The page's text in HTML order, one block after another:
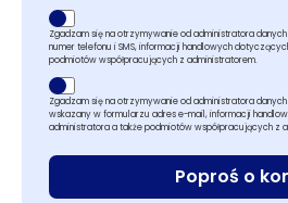
Zgadzam się na otrzymywanie od administratora
numer telefonu i SMS, informacji handlowych
podmiotów współpracujących z administratorem.
Zgadzam się na otrzymywanie od administratora
wskazany w formularzu adres e-mail, informacji
administratora a także podmiotów współpracujących z
Poproś o